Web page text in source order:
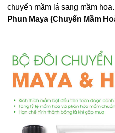
chuyển mầm lá sang mầm
Phun Maya (Chuyển Mầm